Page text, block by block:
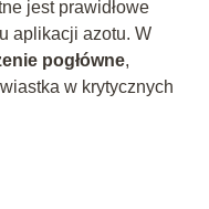
jest prawidłowe
aplikacji azotu. W
pogłówne,
w krytycznych